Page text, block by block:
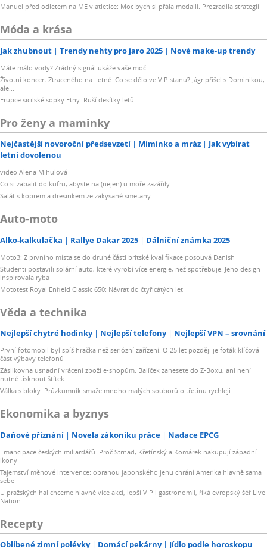
Manuel před odletem na ME v atletice: Moc bych si přála medaili. Prozradila strategii
Móda a krása
Jak zhubnout Trendy nehty pro jaro 2025 Nové make-up trendy
Máte málo vody? Zrádný signál ukáže vaše moč
Životní koncert Ztraceného na Letné: Co se dělo ve VIP stanu? Jágr přišel s Dominikou,
ale...
Erupce sicilské sopky Etny: Ruší desítky letů
Pro ženy a maminky
Nejčastější novoroční předsevzetí Miminko a mráz
Jak vybírat
letní dovolenou
video Alena Mihulová
Co si zabalit do kufru, abyste na (nejen) u moře zazářily...
Salát s koprem a dresinkem ze zakysané smetany
Auto-moto
Alko-kalkulačka Rallye Dakar 2025 Dálniční známka 2025
Moto3: Z prvního místa se do druhé části britské kvalifikace posouvá Danish
Studenti postavili solární auto, které vyrobí více energie, než spotřebuje. Jeho design
inspirovala ryba
Mototest Royal Enfield Classic 650: Návrat do čtyřicátých let
Věda a technika
Nejlepší chytré hodinky Nejlepší telefony Nejlepší VPN – srovnání
První fotomobil byl spíš hračka než seriózní zařízení. O 25 let později je foťák klíčová
část výbavy telefonů
Zásilkovna usnadní vrácení zboží e-shopům. Balíček zanesete do Z-Boxu, ani není
nutné tisknout štítek
Válka s bloky. Průzkumník smaže mnoho malých souborů o třetinu rychleji
Ekonomika a byznys
Daňové přiznání Novela zákoníku práce Nadace EPCG
Emancipace českých miliardářů. Proč Strnad, Křetínský a Komárek nakupují západní
ikony
Tajemství měnové intervence: obranou japonského jenu chrání Amerika hlavně sama
sebe
U pražských hal chceme hlavně více akcí, lepší VIP i gastronomii, říká evropský šéf Live
Nation
Recepty
Oblíbené zimní polévky Domácí pekárny Jídlo podle horoskopu